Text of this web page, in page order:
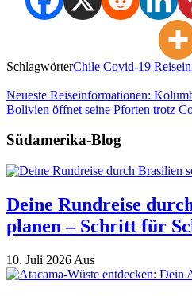
SchlagwörterChile Covid-19
Neueste Reiseinformationen:
Bolivien öffnet seine Pforten trotz
Südamerika-Blog
Deine Rundreise
planen – Schritt für
10. Juli 2026 Aus